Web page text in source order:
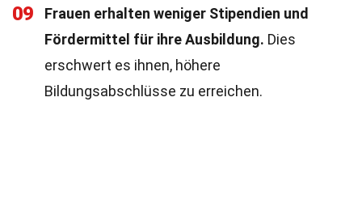
09
Frauen erhalten weniger Stipendien und
Fördermittel für ihre Ausbildung. Dies
erschwert es ihnen, höhere
Bildungsabschlüsse zu erreichen.